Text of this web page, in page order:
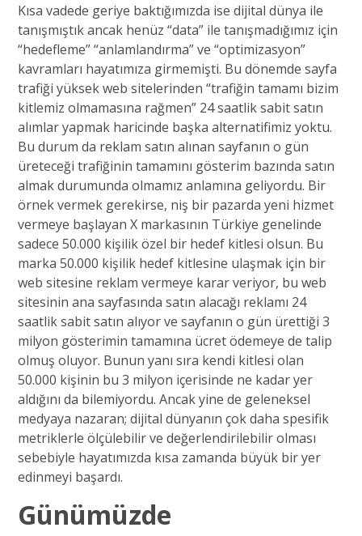
Kısa vadede geriye baktığımızda ise dijital dünya ile
tanışmıştık ancak henüz “data” ile tanışmadığımız için
“hedefleme” “anlamlandırma” ve “optimizasyon”
kavramları hayatımıza girmemişti. Bu dönemde sayfa
trafiği yüksek web sitelerinden “trafiğin tamamı bizim
kitlemiz olmamasına rağmen” 24 saatlik sabit satın
alımlar yapmak haricinde başka alternatifimiz yoktu.
Bu durum da reklam satın alınan sayfanın o gün
üreteceği trafiğinin tamamını gösterim bazında satın
almak durumunda olmamız anlamına geliyordu. Bir
örnek vermek gerekirse, niş bir pazarda yeni hizmet
vermeye başlayan X markasının Türkiye genelinde
sadece 50.000 kişilik özel bir hedef kitlesi olsun. Bu
marka 50.000 kişilik hedef kitlesine ulaşmak için bir
web sitesine reklam vermeye karar veriyor, bu web
sitesinin ana sayfasında satın alacağı reklamı 24
saatlik sabit satın alıyor ve sayfanın o gün ürettiği 3
milyon gösterimin tamamına ücret ödemeye de talip
olmuş oluyor. Bunun yanı sıra kendi kitlesi olan
50.000 kişinin bu 3 milyon içerisinde ne kadar yer
aldığını da bilemiyordu. Ancak yine de geleneksel
medyaya nazaran; dijital dünyanın çok daha spesifik
metriklerle ölçülebilir ve değerlendirilebilir olması
sebebiyle hayatımızda kısa zamanda büyük bir yer
edinmeyi başardı.
Günümüzde